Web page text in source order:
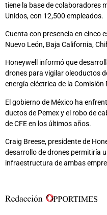
tiene la base de colaboradores
Unidos, con 12,500 empleados.
Cuenta con presencia en cinco
Nuevo León, Baja California,
Honeywell informó que
drones para vigilar oleoductos
energía eléctrica de la Comisión
El gobierno de México ha
ductos de Pemex y el robo de
de CFE en los últimos años.
Craig Breese, presidente de
desarrollo de drones permitiría
infraestructura de ambas